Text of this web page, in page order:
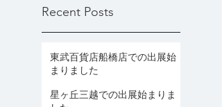
Recent Posts
東武百貨店船橋店での出展始
まりました
星ヶ丘三越での出展始まりま